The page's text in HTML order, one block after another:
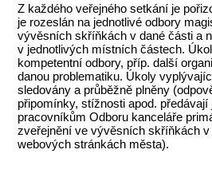
Z každého veřejného setkání je
je rozeslán na jednotlivé odbory
vývěsních skříňkách v dané části a
v jednotlivých místních částech.
kompetentní odbory, příp. další
danou problematiku. Úkoly
sledovány a průběžně plněny
připomínky, stížnosti apod. předávají
pracovníkům Odboru kanceláře
zveřejnění ve vývěsních skříňkách v
webových stránkách města).